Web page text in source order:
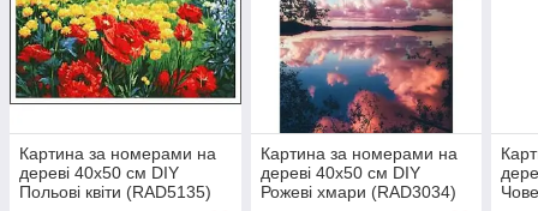
Картина за номерами на
дереві 40х50 см DIY
Польові квіти (RAD5135)
Картина за номерами на
дереві 40х50 см DIY
Рожеві хмари (RAD3034)